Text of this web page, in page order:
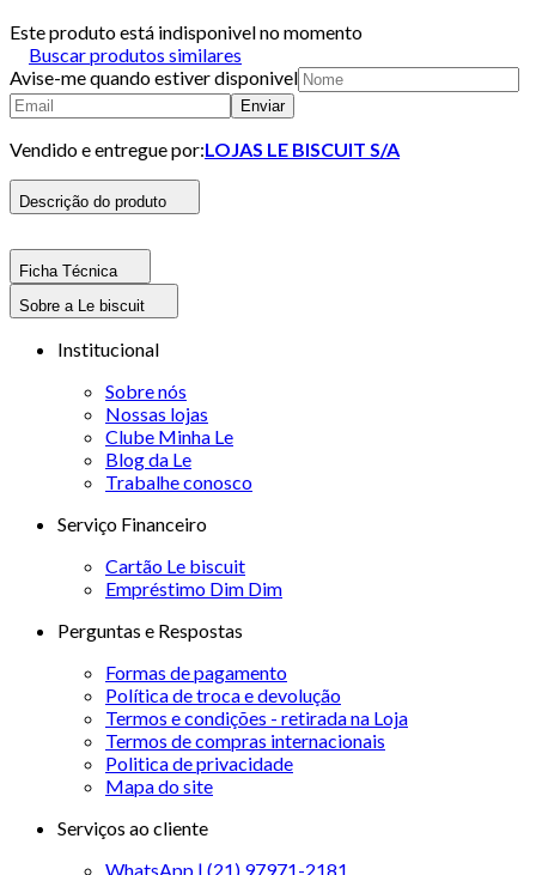
Este produto está indisponivel no momento
Buscar produtos similares
Avise-me quando estiver disponivel
Enviar
Vendido e entregue por:LOJAS LE BISCUIT S/A
Descrição do produto
Ficha Técnica
Sobre a Le biscuit
Institucional
Sobre nós
Nossas lojas
Clube Minha Le
Blog da Le
Trabalhe conosco
Serviço Financeiro
Cartão Le biscuit
Empréstimo Dim Dim
Perguntas e Respostas
Formas de pagamento
Política de troca e devolução
Termos e condições - retirada na Loja
Termos de compras internacionais
Politica de privacidade
Mapa do site
Serviços ao cliente
WhatsApp | (21) 97971-2181